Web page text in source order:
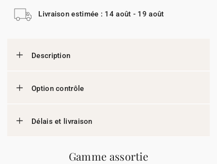
Livraison estimée : 14 août - 19 août
Description
Option contrôle
Délais et livraison
Gamme assortie